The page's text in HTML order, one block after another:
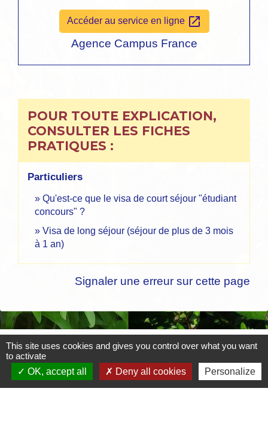
Accéder au service en ligne open_in_new
Agence Campus France
POUR TOUTE EXPLICATION,
CONSULTER LES FICHES
PRATIQUES :
Particuliers
Qu'est-ce que le visa de court séjour "étudiant
concours" ?
Visa de long séjour (séjour de plus de 3 mois
à 1 an)
Signaler une erreur sur cette page
Contacts
Mairie de Crottet
Espace Armand Veille
This site uses cookies and gives you control over what you want
to activate
OK, accept all
Deny all cookies Personalize